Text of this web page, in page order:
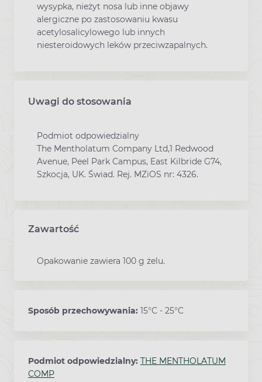
wysypka, nieżyt nosa lub inne objawy
alergiczne po zastosowaniu kwasu
acetylosalicylowego lub innych
niesteroidowych leków przeciwzapalnych.
Uwagi do stosowania
Podmiot odpowiedzialny
The Mentholatum Company Ltd,1 Redwood
Avenue, Peel Park Campus, East Kilbride G74,
Szkocja, UK. Świad. Rej. MZiOS nr: 4326.
Zawartość
Opakowanie zawiera 100 g żelu.
Sposób przechowywania: 15°C - 25°C
Podmiot odpowiedzialny: THE MENTHOLATUM
COMP